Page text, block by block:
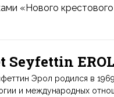
«Нового
Seyfettin EROL
Эрол родился в
и международных